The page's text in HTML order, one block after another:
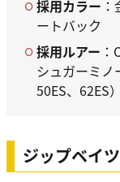
採用カラー
ートバック
採用ルアー
シュガーミノ
50ES、62ES
ジップベイツ